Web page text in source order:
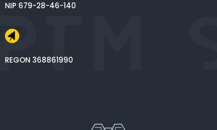
NIP 679-28-46-140
REGON 368861990